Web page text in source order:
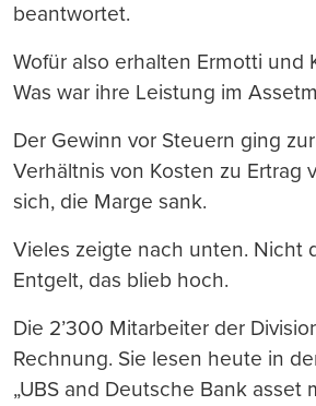
beantwortet.
Wofür also erhalten Ermotti und
Was war ihre Leistung im
Der Gewinn vor Steuern ging
Verhältnis von Kosten zu Ertrag
sich, die Marge sank.
Vieles zeigte nach unten. Nicht
Entgelt, das blieb hoch.
Die 2’300 Mitarbeiter der
Rechnung. Sie lesen heute in
„UBS and Deutsche Bank asset